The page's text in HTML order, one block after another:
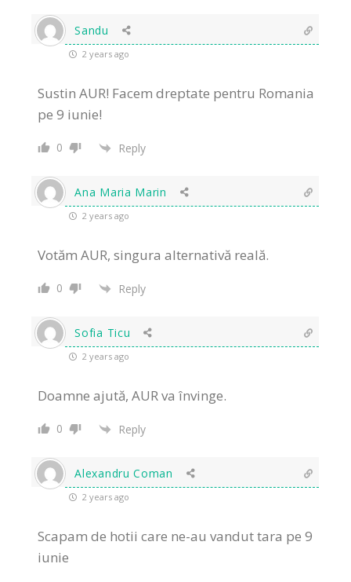
Sandu
2 years ago
Sustin AUR! Facem dreptate pentru Romania
pe 9 iunie!
0 Reply
Ana Maria Marin
2 years ago
Votăm AUR, singura alternativă reală.
0 Reply
Sofia Ticu
2 years ago
Doamne ajută, AUR va învinge.
0 Reply
Alexandru Coman
2 years ago
Scapam de hotii care ne-au vandut tara pe 9
iunie